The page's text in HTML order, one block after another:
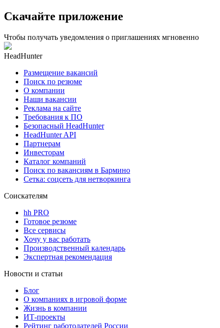
Скачайте приложение
Чтобы получать уведомления о приглашениях мгновенно
HeadHunter
Размещение вакансий
Поиск по резюме
О компании
Наши вакансии
Реклама на сайте
Требования к ПО
Безопасный HeadHunter
HeadHunter API
Партнерам
Инвесторам
Каталог компаний
Поиск по вакансиям в Бармино
Сетка: соцсеть для нетворкинга
Соискателям
hh PRO
Готовое резюме
Все сервисы
Хочу у вас работать
Производственный календарь
Экспертная рекомендация
Новости и статьи
Блог
О компаниях в игровой форме
Жизнь в компании
ИТ-проекты
Рейтинг работодателей России